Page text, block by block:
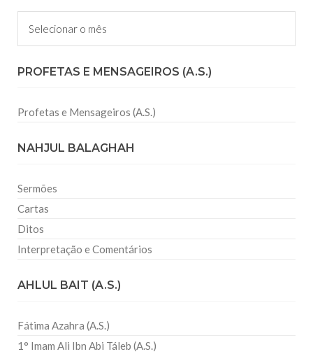
Arquivos
PROFETAS E MENSAGEIROS (A.S.)
Profetas e Mensageiros (A.S.)
NAHJUL BALAGHAH
Sermões
Cartas
Ditos
Interpretação e Comentários
AHLUL BAIT (A.S.)
Fátima Azahra (A.S.)
1° Imam Ali Ibn Abi Táleb (A.S.)